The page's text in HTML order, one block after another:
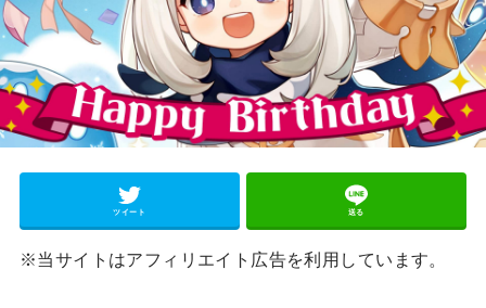
ツイート 送る
※当サイトはアフィリエイト広告を利用しています。